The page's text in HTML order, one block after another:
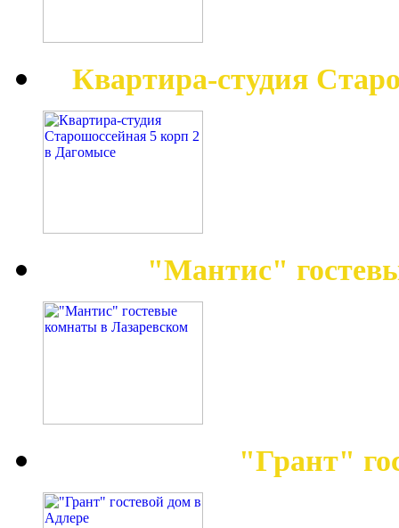
Квартира-студия
"Мантис"
"Грант"